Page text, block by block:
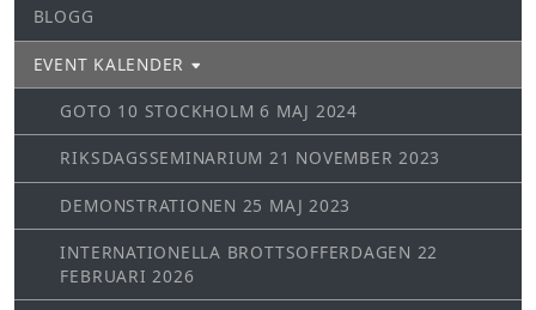
BLOGG
EVENT KALENDER
GOTO 10 STOCKHOLM 6 MAJ 2024
RIKSDAGSSEMINARIUM 21 NOVEMBER 2023
DEMONSTRATIONEN 25 MAJ 2023
INTERNATIONELLA BROTTSOFFERDAGEN 22
FEBRUARI 2026